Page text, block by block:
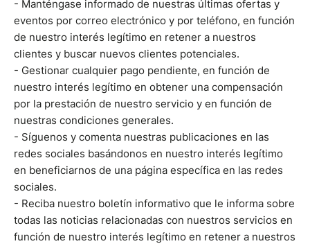
- Manténgase informado de nuestras últimas ofertas y
eventos por correo electrónico y por teléfono, en función
de nuestro interés legítimo en retener a nuestros
clientes y buscar nuevos clientes potenciales.
- Gestionar cualquier pago pendiente, en función de
nuestro interés legítimo en obtener una compensación
por la prestación de nuestro servicio y en función de
nuestras condiciones generales.
- Síguenos y comenta nuestras publicaciones en las
redes sociales basándonos en nuestro interés legítimo
en beneficiarnos de una página específica en las redes
sociales.
- Reciba nuestro boletín informativo que le informa sobre
todas las noticias relacionadas con nuestros servicios en
función de nuestro interés legítimo en retener a nuestros